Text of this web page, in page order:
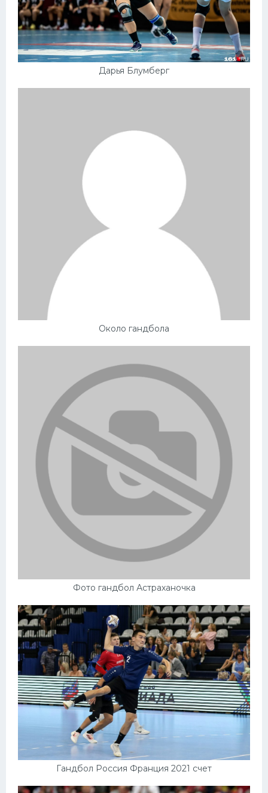
Дарья Блумберг
Около гандбола
Фото гандбол Астраханочка
Гандбол Россия Франция 2021 счет